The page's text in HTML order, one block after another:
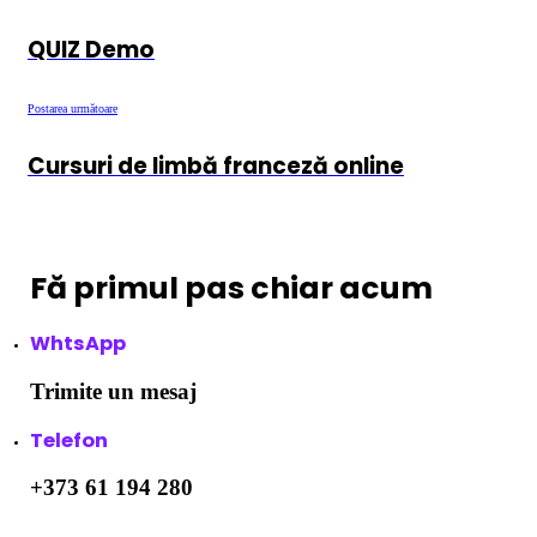
QUIZ Demo
Postarea următoare
Cursuri de limbă franceză online
Fă primul pas chiar acum
WhtsApp
Trimite un mesaj
Telefon
+373 61 194 280